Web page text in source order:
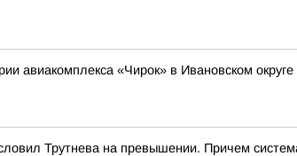
авиакомплекса «Чирок» в Ивановском округе
Трутнева на превышении. Причем